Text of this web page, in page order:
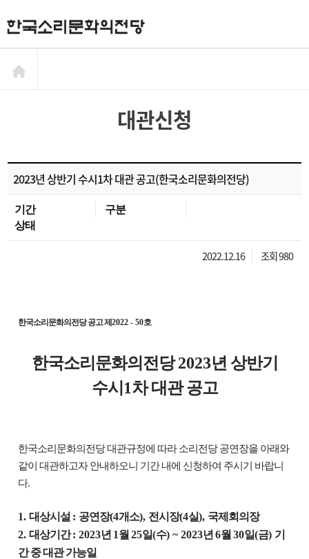
대관신청
2023년 상반기 수시1차 대관 공고(한국소리문화의전당)
기간
구분
상태
2022.12.16 조회 980
한국소리문화의전당 공고 제2022 - 50호
한국소리문화의전당2023년 상반기
수시 1차 대관 공고
한국소리문화의전당 대관규정에 따라 소리전당 공연장을 아래와
같이 대관하고자 안내하오니 기간 내에 신청하여 주시기 바랍니
다.
1.대상시설 : 공연장(4개소), 전시장(4실), 국제회의장
2.대상기간: 2023년 1월25일(수) ~ 2023년6월30일(금) 기
간 중 대관 가능일